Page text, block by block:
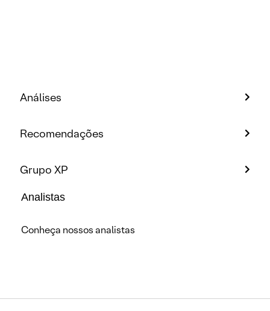
Análises
Recomendações
Grupo XP
Analistas
Conheça nossos analistas